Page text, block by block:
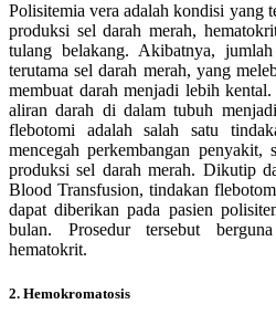
Polisitemia vera adalah kondisi yang
produksi sel darah merah,
tulang belakang. Akibatnya,
terutama sel darah merah, yang
membuat darah menjadi lebih
aliran darah di dalam tubuh
flebotomi adalah salah satu
mencegah perkembangan penyakit,
produksi sel darah merah. Dikutip
Blood Transfusion, tindakan
dapat diberikan pada pasien
bulan. Prosedur tersebut
hematokrit.
2. Hemokromatosis